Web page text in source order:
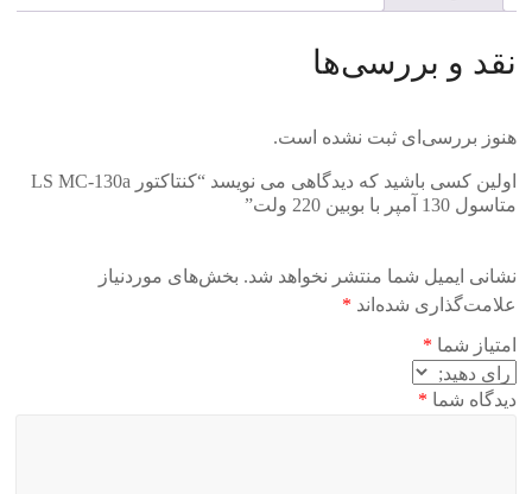
ولت
نقد و بررسی‌ها
هنوز بررسی‌ای ثبت نشده است.
اولین کسی باشید که دیدگاهی می نویسد “کنتاکتور LS MC-130a
متاسول 130 آمپر با بوبین 220 ولت”
نشانی ایمیل شما منتشر نخواهد شد. بخش‌های موردنیاز
علامت‌گذاری شده‌اند *
امتیاز شما *
دیدگاه شما *